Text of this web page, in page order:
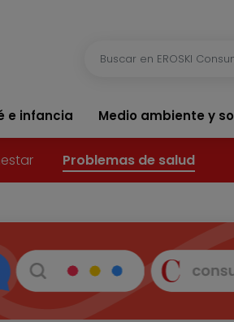
e infancia Medio ambiente y
Problemas de salud